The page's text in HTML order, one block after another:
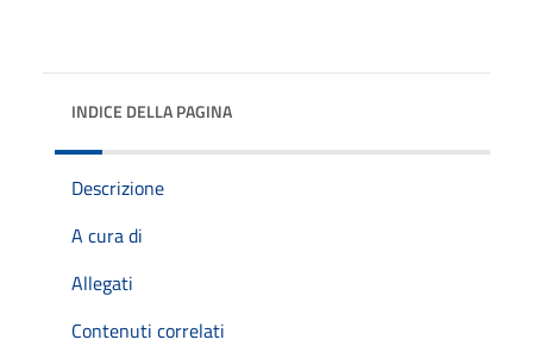
INDICE DELLA PAGINA
Descrizione
A cura di
Allegati
Contenuti correlati